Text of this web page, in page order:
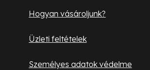
Hogyan vásároljunk?
Üzleti feltételek
Személyes adatok védelme